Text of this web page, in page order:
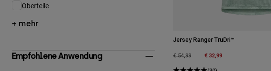
Oberteile
Eingrenzen nach Produktstil: Oberteile
+ mehr
Empfohlene Anwendung
Jersey Ranger TruDri™
Price reduced from
€ 54,99to € 32,99